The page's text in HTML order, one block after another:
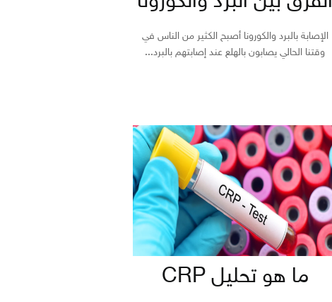
الإصابة بالبرد والكورونا أصبح الكثير من الناس في
وقتنا الحالي يصابون بالهلع عند إصابتهم بالبرد...
ما هو تحليل CRP